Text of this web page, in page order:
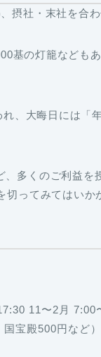
摂社・末社を合わ
基の灯籠なども
、大晦日には「
多くのご利益を
切ってみてはいか
11〜2月 7:00
宝殿500円など）